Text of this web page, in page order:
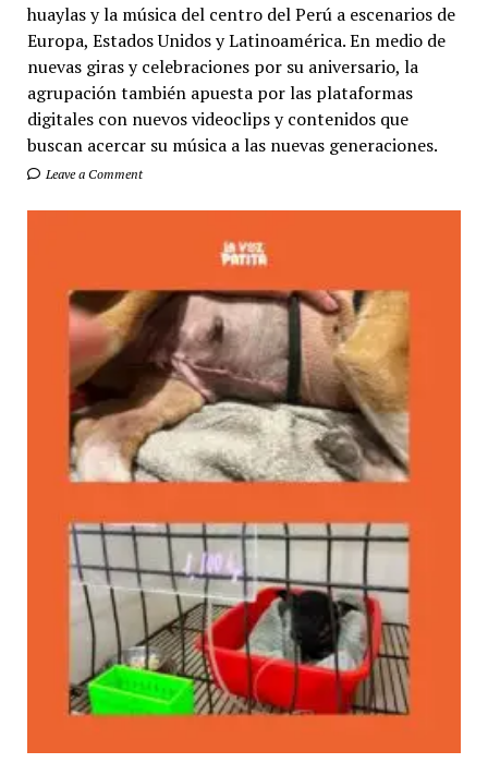
huaylas y la música del centro del Perú a escenarios de
Europa, Estados Unidos y Latinoamérica. En medio de
nuevas giras y celebraciones por su aniversario, la
agrupación también apuesta por las plataformas
digitales con nuevos videoclips y contenidos que
buscan acercar su música a las nuevas generaciones.
Leave a Comment